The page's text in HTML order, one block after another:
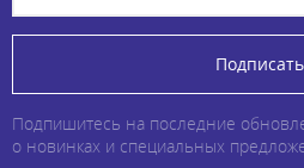
Подпишитесь на последние
о новинках и специальных